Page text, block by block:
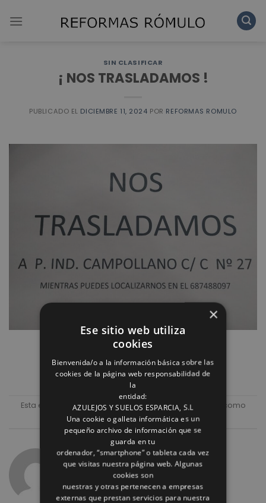
SIN CLASIFICAR
¡ NOS TRASLADAMOS !
PUBLICADO EL DICIEMBRE 11, 2024 POR REFORMAS ROMULO
Esta entrada fue publicada enSin clasificar. Marque como
favorito elEnlace permanente .
REFORMAS ROMULO
×
Ese sitio web utiliza
cookies
Bienvenida/o a la información básica sobre las
cookies de la página web responsabilidad de
la
entidad:
AZULEJOS Y SUELOS ESPARCIA, S.L
Una cookie o galleta informática es un
pequeño archivo de información que se
guarda en tu
ordenador, “smartphone” o tableta cada vez
que visitas nuestra página web. Algunas
cookies son
nuestras y otras pertenecen a empresas
externas que prestan servicios para nuestra